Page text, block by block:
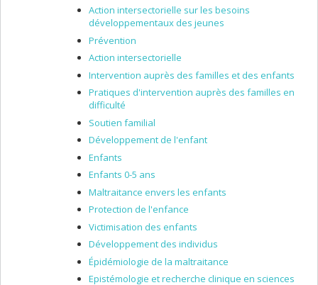
Action intersectorielle sur les besoins
développementaux des jeunes
Prévention
Action intersectorielle
Intervention auprès des familles et des enfants
Pratiques d'intervention auprès des familles en
difficulté
Soutien familial
Développement de l'enfant
Enfants
Enfants 0-5 ans
Maltraitance envers les enfants
Protection de l'enfance
Victimisation des enfants
Développement des individus
Épidémiologie de la maltraitance
Epistémologie et recherche clinique en sciences